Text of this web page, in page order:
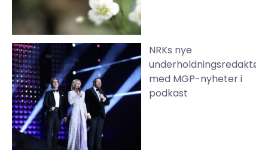
NRKs nye
underholdningsredaktør
med MGP-nyheter i
podkast